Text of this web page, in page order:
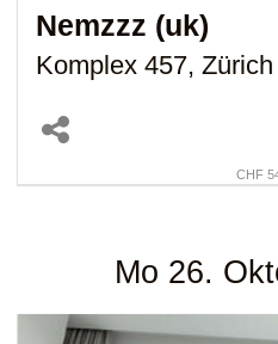
Nemzzz (uk)
Komplex 457, Zürich
CHF
Mo 26.